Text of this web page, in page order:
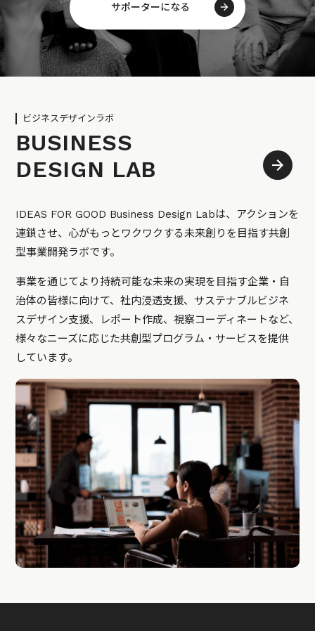
サポーターになる
ビジネスデザインラボ
BUSINESS
DESIGN LAB
IDEAS FOR GOOD Business Design Labは、アクションを
連鎖させ、心がもっとワクワクする未来創りを目指す共創
型事業開発ラボです。
事業を通じてより持続可能な未来の実現を目指す企業・自
治体の皆様に向けて、社内浸透支援、サステナブルビジネ
スデザイン支援、レポート作成、視察コーディネートなど、
様々なニーズに応じた共創型プログラム・サービスを提供
しています。